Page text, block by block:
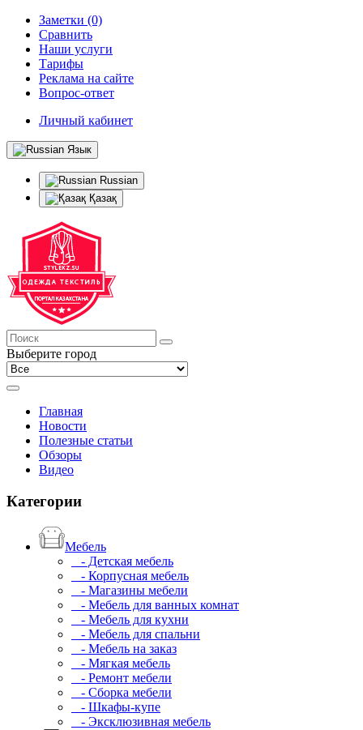
Заметки (0)
Сравнить
Наши услуги
Тарифы
Реклама на сайте
Вопрос-ответ
Личный кабинет
Язык
Russian
Қазақ
Выберите город
Главная
Новости
Полезные статьи
Обзоры
Видео
Категории
Мебель
- Детская мебель
- Корпусная мебель
- Магазины мебели
- Мебель для ванных комнат
- Мебель для кухни
- Мебель для спальни
- Мебель на заказ
- Мягкая мебель
- Ремонт мебели
- Сборка мебели
- Шкафы-купе
- Эксклюзивная мебель